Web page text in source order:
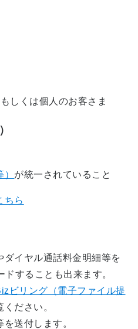
しくは個人のお客さま
が統一されていること
ちら
ダイヤル通話料金明細等を
することも出来ます。
ビリング（電子ファイル提
ください。
送付します。